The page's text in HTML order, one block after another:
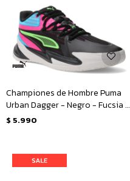
Championes de Hombre Puma
Urban Dagger - Negro - Fucsia -
Turquesa
$ 5.990